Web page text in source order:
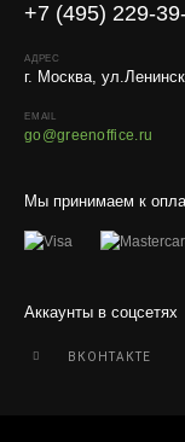
Отправляем
Для защиты
Мы принимаем к
Аккаунты в соцсетях
ВКОНТАКТЕ
+7 (495) 229-
АДРЕС
г. Москва,
EMAIL
go@greenoffice.ru